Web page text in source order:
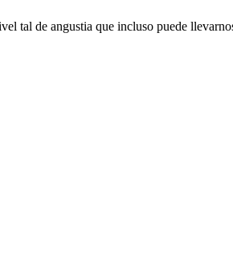
tal de angustia que incluso puede